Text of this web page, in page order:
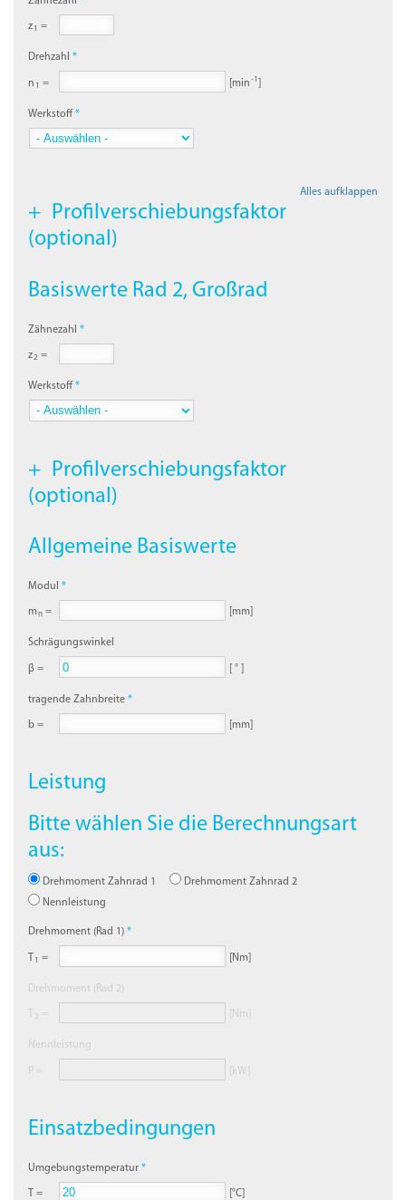
z 1 =
Drehzahl
n 1 = [min -1
Werkstoff
Alles aufklappen
Profilverschiebungsfaktor
(optional)
Basiswerte Rad 2, Großrad
Zähnezahl
z2 =
Werkstoff
Profilverschiebungsfaktor
(optional)
Allgemeine Basiswerte
Modul
mn = [mm]
Schrägungswinkel
β = [ ° ]
tragende Zahnbreite
b = [mm]
Leistung
Bitte wählen Sie die Berechnungsart
aus:
Drehmoment Zahnrad 1
Drehmoment Zahnrad 2
Nennleistung
Drehmoment (Rad 1)
1 = [Nm]
Drehmoment (Rad 2)
2 [Nm]
Nennleistung
P = [kW]
Einsatzbedingungen
Umgebungstemperatur
T = [°C]